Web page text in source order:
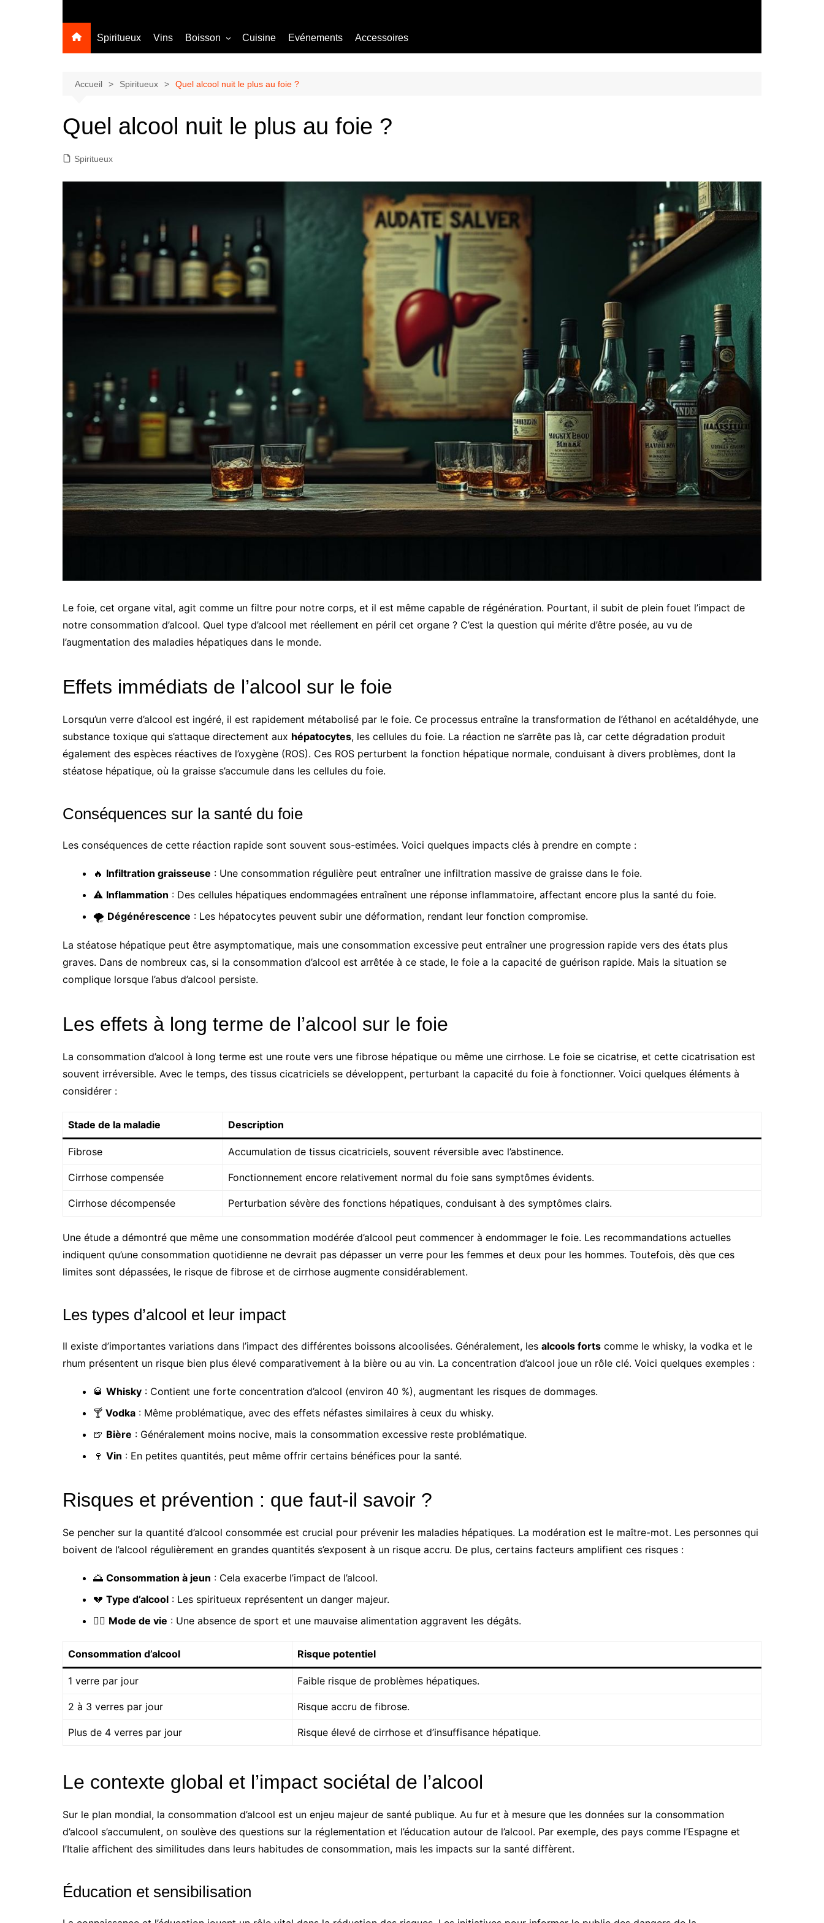
Spiritueux Vins Boisson
Cocktail
Cuisine Evénements Accessoires
Accueil Spiritueux Quel alcool nuit le plus au foie ?
Quel alcool nuit le plus au foie ?
Spiritueux
Le foie, cet organe vital, agit comme un filtre pour notre corps, et il est même capable de régénération. Pourtant, il subit de plein fouet l’impact de
notre consommation d’alcool. Quel type d’alcool met réellement en péril cet organe ? C’est la question qui mérite d’être posée, au vu de
l’augmentation des maladies hépatiques dans le monde.
Effets immédiats de l’alcool sur le foie
Lorsqu’un verre d’alcool est ingéré, il est rapidement métabolisé par le foie. Ce processus entraîne la transformation de l’éthanol en acétaldéhyde, une
substance toxique qui s’attaque directement aux hépatocytes, les cellules du foie. La réaction ne s’arrête pas là, car cette dégradation produit
également des espèces réactives de l’oxygène (ROS). Ces ROS perturbent la fonction hépatique normale, conduisant à divers problèmes, dont la
stéatose hépatique, où la graisse s’accumule dans les cellules du foie.
Conséquences sur la santé du foie
Les conséquences de cette réaction rapide sont souvent sous-estimées. Voici quelques impacts clés à prendre en compte :
🔥 Infiltration graisseuse : Une consommation régulière peut entraîner une infiltration massive de graisse dans le foie.
⚠️ Inflammation : Des cellules hépatiques endommagées entraînent une réponse inflammatoire, affectant encore plus la santé du foie.
🌪️ Dégénérescence : Les hépatocytes peuvent subir une déformation, rendant leur fonction compromise.
La stéatose hépatique peut être asymptomatique, mais une consommation excessive peut entraîner une progression rapide vers des états plus
graves. Dans de nombreux cas, si la consommation d’alcool est arrêtée à ce stade, le foie a la capacité de guérison rapide. Mais la situation se
complique lorsque l’abus d’alcool persiste.
Les effets à long terme de l’alcool sur le foie
La consommation d’alcool à long terme est une route vers une fibrose hépatique ou même une cirrhose. Le foie se cicatrise, et cette cicatrisation est
souvent irréversible. Avec le temps, des tissus cicatriciels se développent, perturbant la capacité du foie à fonctionner. Voici quelques éléments à
considérer :
Stade de la maladie Description
Fibrose Accumulation de tissus cicatriciels, souvent réversible avec l’abstinence.
Cirrhose compensée Fonctionnement encore relativement normal du foie sans symptômes évidents.
Cirrhose décompensée Perturbation sévère des fonctions hépatiques, conduisant à des symptômes clairs.
Une étude a démontré que même une consommation modérée d’alcool peut commencer à endommager le foie. Les recommandations actuelles
indiquent qu’une consommation quotidienne ne devrait pas dépasser un verre pour les femmes et deux pour les hommes. Toutefois, dès que ces
limites sont dépassées, le risque de fibrose et de cirrhose augmente considérablement.
Les types d’alcool et leur impact
Il existe d’importantes variations dans l’impact des différentes boissons alcoolisées. Généralement, les alcools forts comme le whisky, la vodka et le
rhum présentent un risque bien plus élevé comparativement à la bière ou au vin. La concentration d’alcool joue un rôle clé. Voici quelques exemples :
🥃 Whisky : Contient une forte concentration d’alcool (environ 40 %), augmentant les risques de dommages.
🍸 Vodka : Même problématique, avec des effets néfastes similaires à ceux du whisky.
🍺 Bière : Généralement moins nocive, mais la consommation excessive reste problématique.
🍷 Vin : En petites quantités, peut même offrir certains bénéfices pour la santé.
Risques et prévention : que faut-il savoir ?
Se pencher sur la quantité d’alcool consommée est crucial pour prévenir les maladies hépatiques. La modération est le maître-mot. Les personnes qui
boivent de l’alcool régulièrement en grandes quantités s’exposent à un risque accru. De plus, certains facteurs amplifient ces risques :
🌅 Consommation à jeun : Cela exacerbe l’impact de l’alcool.
💔 Type d’alcool : Les spiritueux représentent un danger majeur.
🏋️‍♀️ Mode de vie : Une absence de sport et une mauvaise alimentation aggravent les dégâts.
Consommation d’alcool Risque potentiel
1 verre par jour Faible risque de problèmes hépatiques.
2 à 3 verres par jour Risque accru de fibrose.
Plus de 4 verres par jour Risque élevé de cirrhose et d’insuffisance hépatique.
Le contexte global et l’impact sociétal de l’alcool
Sur le plan mondial, la consommation d’alcool est un enjeu majeur de santé publique. Au fur et à mesure que les données sur la consommation
d’alcool s’accumulent, on soulève des questions sur la réglementation et l’éducation autour de l’alcool. Par exemple, des pays comme l’Espagne et
l’Italie affichent des similitudes dans leurs habitudes de consommation, mais les impacts sur la santé diffèrent.
Éducation et sensibilisation